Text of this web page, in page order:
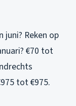
juni? Reken op
€70 tot
tot €975.